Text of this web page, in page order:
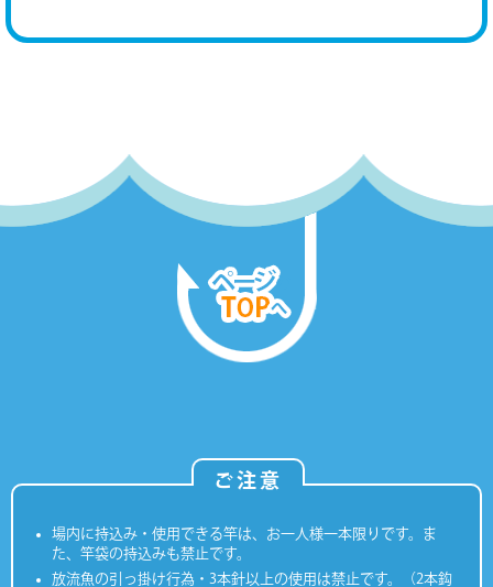
ご注意
場内に持込み・使用できる竿は、お一人様一本限りです。ま
た、竿袋の持込みも禁止です。
放流魚の引っ掛け行為・3本針以上の使用は禁止です。（2本鈎